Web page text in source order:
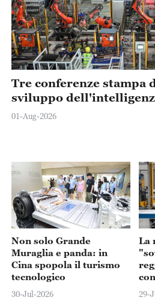
Tre conferenze stampa
sviluppo
01-Aug-2026
Non solo Grande
Muraglia e panda: in
Cina spopola il turismo
tecnologico
30-Jul-2026
La
29-